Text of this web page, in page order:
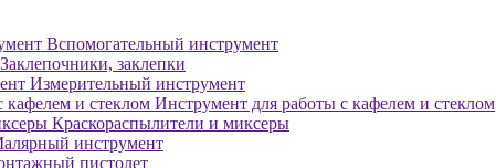
Вспомогательный инструмент
Заклепочники, заклепки
Измерительный инструмент
Инструмент для работы с кафелем и стеклом
Краскораспылители и миксеры
инструмент
пистолет